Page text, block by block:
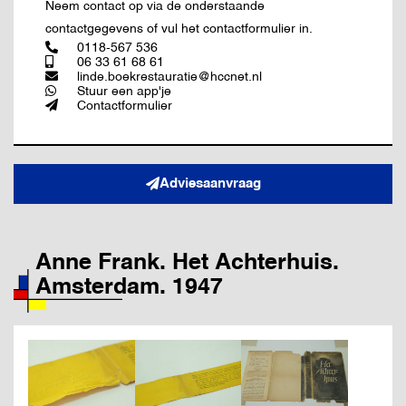
Neem contact op via de onderstaande
contactgegevens of vul het contactformulier in.
0118-567 536
06 33 61 68 61
linde.boekrestauratie@hccnet.nl
Stuur een app'je
Contactformulier
Adviesaanvraag
Anne Frank. Het Achterhuis.
Amsterdam. 1947